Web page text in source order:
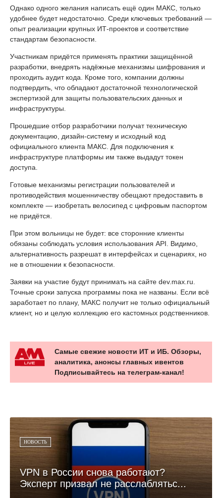
Однако одного желания написать ещё один МАКС, только
удобнее будет недостаточно. Среди ключевых требований —
опыт реализации крупных ИТ-проектов и соответствие
стандартам безопасности.
Участникам придётся применять практики защищённой
разработки, внедрять надёжные механизмы шифрования и
проходить аудит кода. Кроме того, компании должны
подтвердить, что обладают достаточной технологической
экспертизой для защиты пользовательских данных и
инфраструктуры.
Прошедшие отбор разработчики получат техническую
документацию, дизайн-систему и исходный код
официального клиента МАКС. Для подключения к
инфраструктуре платформы им также выдадут токен
доступа.
Готовые механизмы регистрации пользователей и
противодействия мошенничеству обещают предоставить в
комплекте — изобретать велосипед с цифровым паспортом
не придётся.
При этом вольницы не будет: все сторонние клиенты
обязаны соблюдать условия использования API. Видимо,
альтернативность разрешат в интерфейсах и сценариях, но
не в отношении к безопасности.
Заявки на участие будут принимать на сайте dev.max.ru.
Точные сроки запуска программы пока не названы. Если всё
заработает по плану, МАКС получит не только официальный
клиент, но и целую коллекцию его кастомных родственников.
Самые свежие новости ИТ и ИБ. Обзоры,
аналитика, анонсы главных ивентов
Подписывайтесь на телеграм-канал!
НОВОСТЬ
VPN в России снова работают?
Эксперт призвал не расслаблятьс...